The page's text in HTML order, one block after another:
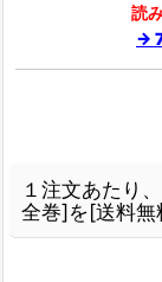
読
→
１注文あたり
全巻]を[送料無